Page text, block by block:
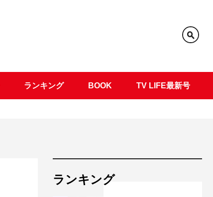
ランキング BOOK TV LIFE最新号
ランキング